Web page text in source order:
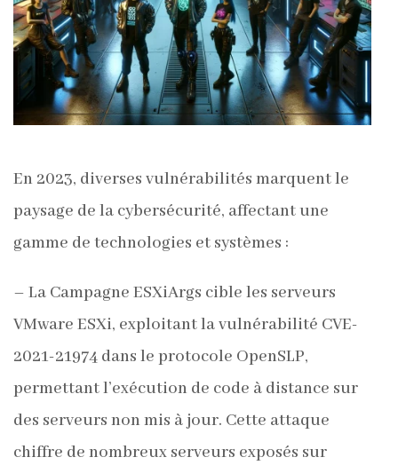
En 2023, diverses vulnérabilités marquent le
paysage de la cybersécurité, affectant une
gamme de technologies et systèmes :
– La Campagne ESXiArgs cible les serveurs
VMware ESXi, exploitant la vulnérabilité CVE-
2021-21974 dans le protocole OpenSLP,
permettant l’exécution de code à distance sur
des serveurs non mis à jour. Cette attaque
chiffre de nombreux serveurs exposés sur